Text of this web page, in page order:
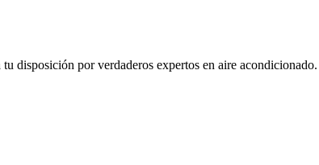
disposición por verdaderos expertos en aire acondicionado.